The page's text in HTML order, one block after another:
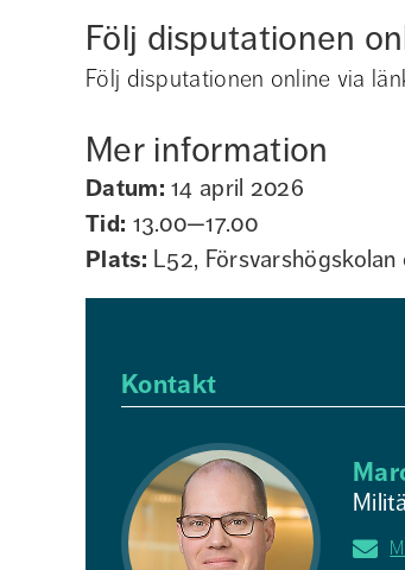
Följ disputationen
Följ disputationen online via
Mer information
Datum: 14 april 2026
Tid: 13.00—17.00
Plats: L52, Försvarshögskolan
Kontakt